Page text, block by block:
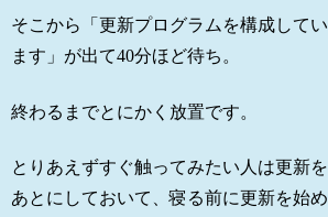
そこから「更新プログラムを構成してい
ます」が出て40分ほど待ち。
終わるまでとにかく放置です。
とりあえずすぐ触ってみたい人は更新を
あとにしておいて、寝る前に更新を始め